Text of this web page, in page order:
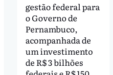
gestão federal para
o Governo de
Pernambuco,
acompanhada de
um investimento
de R$ 3 bilhões